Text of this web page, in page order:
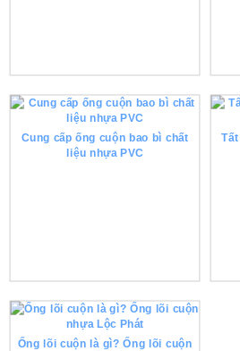
Cung cấp ống cuộn bao bì chất
liệu nhựa PVC
Ống lõi cuộn là gì? Ống lõi cuộn